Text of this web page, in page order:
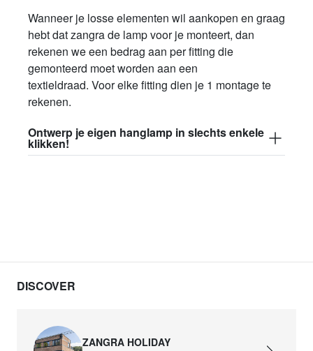
Wanneer je losse elementen wil aankopen en graag
hebt dat zangra de lamp voor je monteert, dan
rekenen we een bedrag aan per fitting die
gemonteerd moet worden aan een
textieldraad. Voor elke fitting dien je 1 montage te
rekenen.
Ontwerp je eigen hanglamp in slechts enkele
klikken!
DISCOVER
ZANGRA HOLIDAY